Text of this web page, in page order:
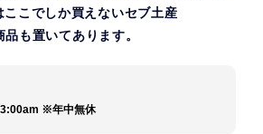
ここでしか買えないセブ土産
も置いてあります。
※年中無休